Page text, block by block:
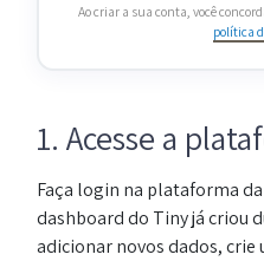
Ao criar a sua conta, você
política
1. Acesse a
Faça login na plataforma
dashboard do Tiny já criou
adicionar novos dados,